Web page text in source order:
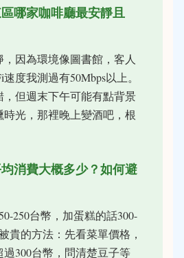
哪家咖啡廳最安靜且
因為環境像圖書館，客人
度我測過有50Mbps以上。
，但週末下午可能有點背景
光，那裡晚上變酒吧，根
消費大概多少？如何避
250台幣，加蛋糕的話300-
貴的方法：先看菜單價格，
300台幣，問清楚豆子等